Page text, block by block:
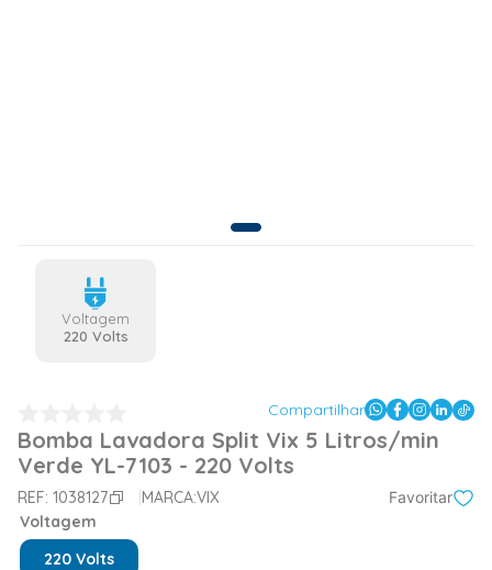
Voltagem
220 Volts
Compartilhar
Bomba Lavadora Split Vix 5 Litros/min
Verde YL-7103 - 220 Volts
REF: 1038127 MARCA:VIX Favoritar
Voltagem
220 Volts